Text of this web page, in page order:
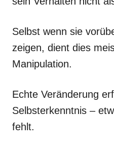
Selbst wenn sie
zeigen, dient dies
Manipulation.
Echte Veränderung
Selbsterkenntnis –
fehlt.